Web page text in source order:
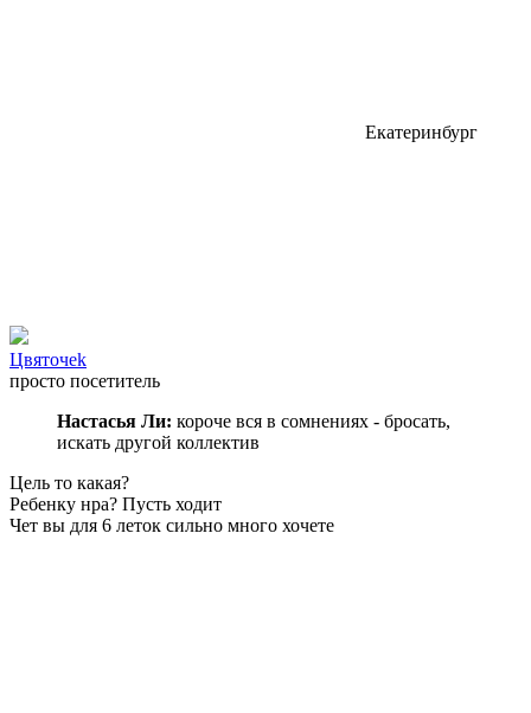
Екатеринбург
Цвяточеk
просто посетитель
Настасья Ли: короче вся в сомнениях - бросать,
искать другой коллектив
Цель то какая?
Ребенку нра? Пусть ходит
Чет вы для 6 леток сильно много хочете